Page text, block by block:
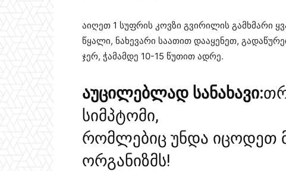
აიღეთ 1 სუფრის კოვზი გვირილის გამხმარი
წყალი, ნახევარი საათით დააყენეთ,
ჯერ, ჭამამდე 10-15 წუთით ადრე.
აუცილებლად სანახავი:
სიმპტომი,
რომლებიც უნდა იცოდეთ
ორგანიზმს!